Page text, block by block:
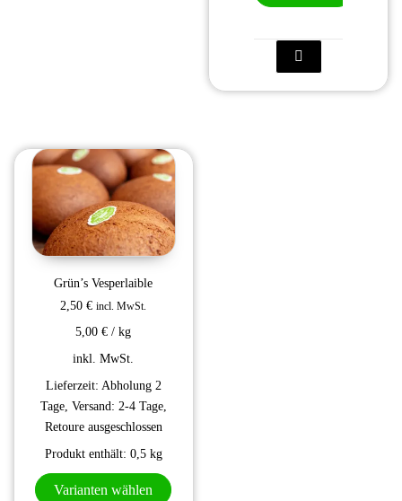
Grün’s Vesperlaible
2,50€ incl. MwSt.
5,00€ /kg
inkl. MwSt.
Lieferzeit: Abholung 2
Tage, Versand: 2-4 Tage,
Retoure ausgeschlossen
Produkt enthält: 0,5 kg
Varianten wählen